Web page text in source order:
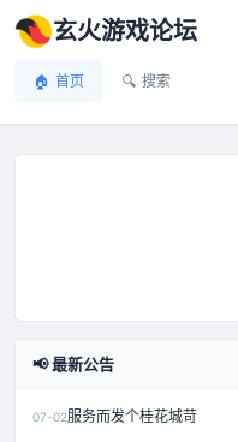
玄火游戏论坛
🏠 首页 🔍 搜索
📢 最新公告
07-02服务而发个桂花城苛